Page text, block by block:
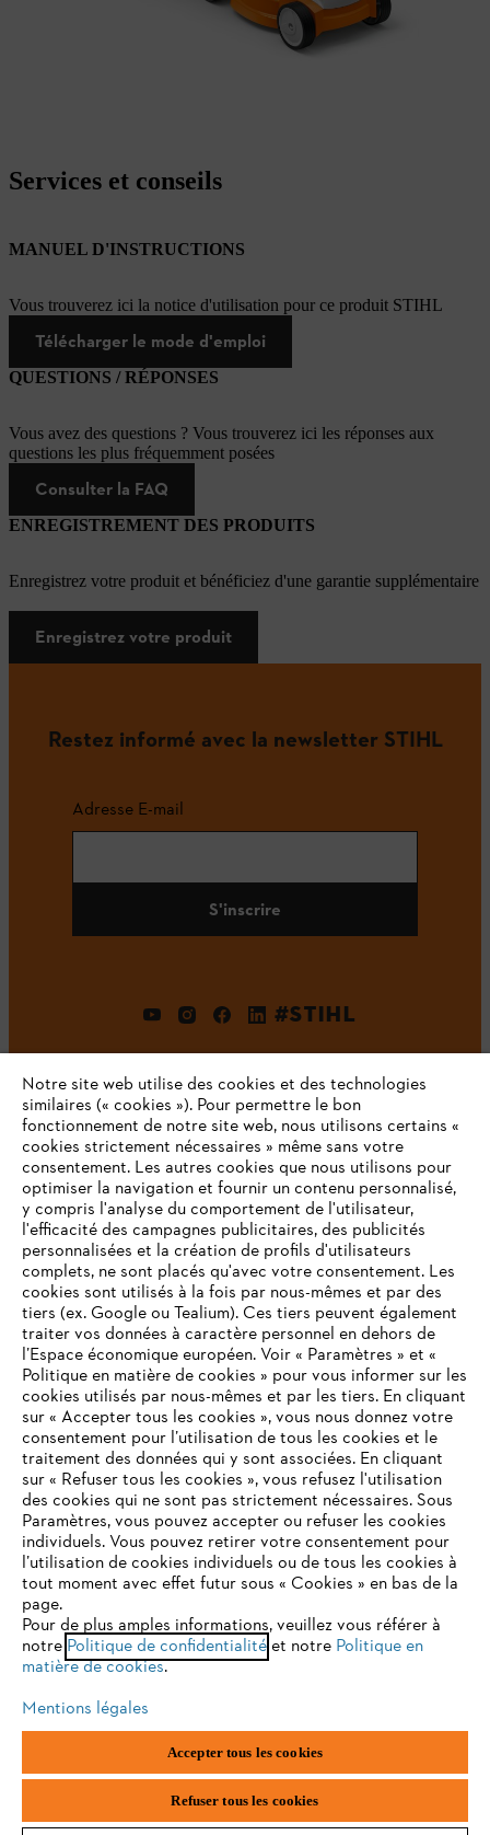
Services et conseils
MANUEL D'INSTRUCTIONS
Vous trouverez ici la notice d'utilisation pour ce produit STIHL
Télécharger le mode d'emploi
QUESTIONS / RÉPONSES
Vous avez des questions ? Vous trouverez ici les réponses aux
questions les plus fréquemment posées
Consulter la FAQ
ENREGISTREMENT DES PRODUITS
Enregistrez votre produit et bénéficiez d'une garantie supplémentaire
Enregistrez votre produit
Restez informé avec la newsletter STIHL
Adresse E-mail
S'inscrire
#STIHL
L'Entreprise
STIHL FAQ
Contact
Politique de protection des données
Mentions légales Utilisation des cookies
Informations juridiques
België/Belgique
VAT Number: BE 0427.714.768
VOTRE NAVIGATEUR INTERNET
N'EST PLUS PRIS EN CHARGE
Vous utilisez un navigateur Internet que nous ne prenons plus
en charge, et certaines fonctionnalités de notre site ne
peuvent fonctionner correctement. Pour une utilisation
optimale de notre site, nous vous recommandons de passer à
l'un des navigateurs suivants :
firefox chrome
edge
Notre site web utilise des cookies et des technologies
similaires (« cookies »). Pour permettre le bon
fonctionnement de notre site web, nous utilisons certains «
cookies strictement nécessaires » même sans votre
consentement. Les autres cookies que nous utilisons pour
optimiser la navigation et fournir un contenu personnalisé,
y compris l'analyse du comportement de l'utilisateur,
l'efficacité des campagnes publicitaires, des publicités
personnalisées et la création de profils d'utilisateurs
complets, ne sont placés qu'avec votre consentement. Les
cookies sont utilisés à la fois par nous-mêmes et par des
tiers (ex. Google ou Tealium). Ces tiers peuvent également
traiter vos données à caractère personnel en dehors de
l’Espace économique européen. Voir « Paramètres » et «
Politique en matière de cookies » pour vous informer sur les
cookies utilisés par nous-mêmes et par les tiers. En cliquant
sur « Accepter tous les cookies », vous nous donnez votre
consentement pour l’utilisation de tous les cookies et le
traitement des données qui y sont associées. En cliquant
sur « Refuser tous les cookies », vous refusez l'utilisation
des cookies qui ne sont pas strictement nécessaires. Sous
Paramètres, vous pouvez accepter ou refuser les cookies
individuels. Vous pouvez retirer votre consentement pour
l’utilisation de cookies individuels ou de tous les cookies à
tout moment avec effet futur sous « Cookies » en bas de la
page.
Pour de plus amples informations, veuillez vous référer à
notre Politique de confidentialitéet notre Politique en
matière de cookies.
Mentions légales
Accepter tous les cookies
Refuser tous les cookies